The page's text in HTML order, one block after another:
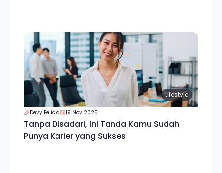
Lifestyle
Devy Felicia 19 Nov 2025
Tanpa Disadari, Ini Tanda Kamu Sudah
Punya Karier yang Sukses